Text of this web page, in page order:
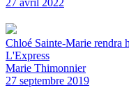
Chloé Sainte-Marie rendra
L'Express
Marie Thimonnier
27 septembre 2019